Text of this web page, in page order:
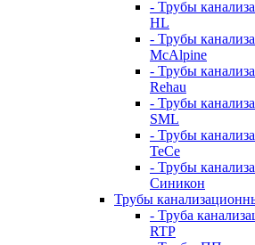
- Трубы
HL
- Трубы
McAlpine
- Трубы
Rehau
- Трубы
SML
- Трубы
TeCe
- Трубы
Синикон
Трубы
- Труба
RTP